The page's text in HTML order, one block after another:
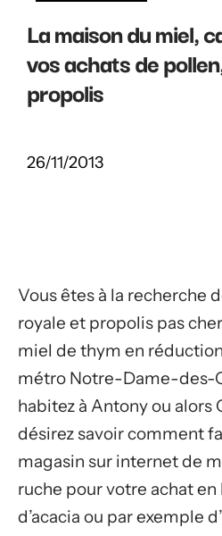
La maison du miel,
vos achats de
propolis
26/11/2013
Vous êtes à la recherche
royale et propolis pas
miel de thym en
métro Notre-Dame-des-
habitez à Antony ou alors
désirez savoir comment
magasin sur internet de
ruche pour votre achat
d’acacia ou par exemple